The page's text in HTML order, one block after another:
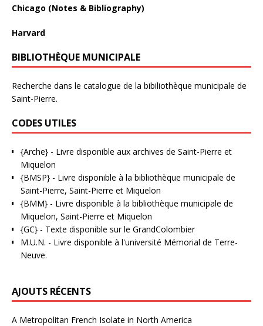
Chicago (Notes & Bibliography)
Harvard
BIBLIOTHÈQUE MUNICIPALE
Recherche dans le catalogue de la bibiliothèque municipale de
Saint-Pierre.
CODES UTILES
{Arche} - Livre disponible aux archives de Saint-Pierre et
Miquelon
{BMSP} - Livre disponible à la bibliothèque municipale de
Saint-Pierre, Saint-Pierre et Miquelon
{BMM} - Livre disponible à la bibliothèque municipale de
Miquelon, Saint-Pierre et Miquelon
{GC} - Texte disponible sur le GrandColombier
M.U.N. - Livre disponible à l'université Mémorial de Terre-
Neuve.
AJOUTS RÉCENTS
A Metropolitan French Isolate in North America